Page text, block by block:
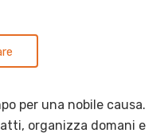
per una nobile causa.
organizza domani e